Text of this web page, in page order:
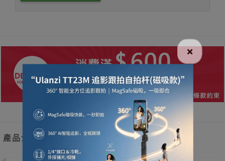
產品介紹
×